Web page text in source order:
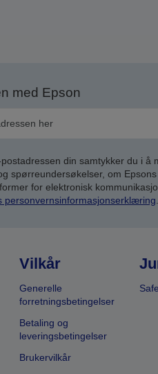
med Epson
din samtykker du i
spørreundersøkelser, om
for elektronisk
personvernsinformasjonserklæring
Vilkår
Generelle
forretningsbetingelser
Betaling og
leveringsbetingelser
Brukervilkår